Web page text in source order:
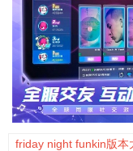
friday night funkin版本